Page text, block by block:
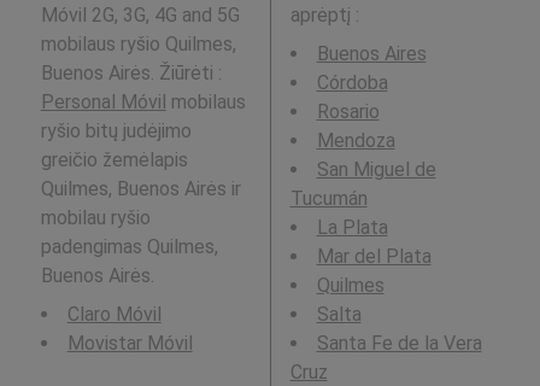
Móvil 2G, 3G, 4G and 5G
mobilaus ryšio Quilmes,
Buenos Airės. Žiūrėti :
Personal Móvil mobilaus
ryšio bitų judėjimo
greičio žemėlapis
Quilmes, Buenos Airės ir
mobilau ryšio
padengimas Quilmes,
Buenos Airės.
Claro Móvil
Movistar Móvil
aprėptį :
Buenos Aires
Córdoba
Rosario
Mendoza
San Miguel de
Tucumán
La Plata
Mar del Plata
Quilmes
Salta
Santa Fe de la Vera
Cruz